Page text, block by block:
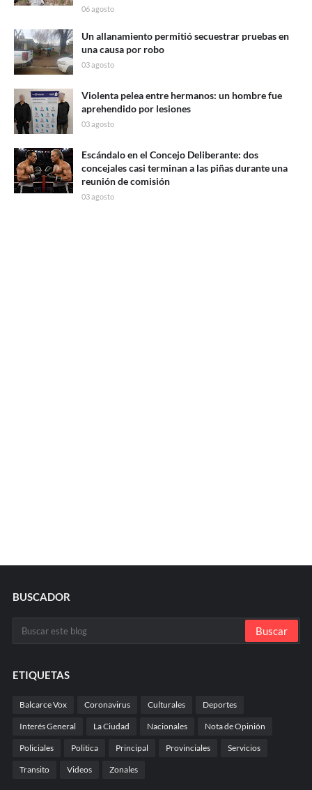
06 agosto
Un allanamiento permitió secuestrar pruebas en
una causa por robo
03 agosto
Violenta pelea entre hermanos: un hombre fue
aprehendido por lesiones
03 agosto
Escándalo en el Concejo Deliberante: dos
concejales casi terminan a las piñas durante una
reunión de comisión
03 agosto
BUSCADOR
ETIQUETAS
Balcarce Vox Coronavirus Culturales Deportes
Interés General La Ciudad Nacionales Nota de Opinión
Policiales Politica Principal Provinciales Servicios
Transito Videos Zonales